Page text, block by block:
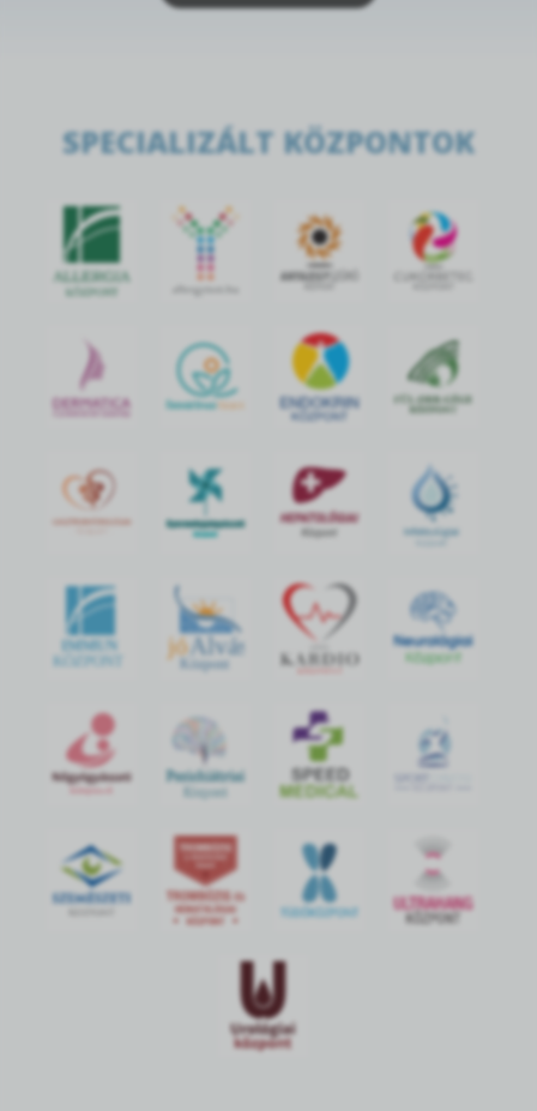
SPECIALIZÁLT KÖZPONTOK
IMMUN
KÖZPONT
jó Alvás
Központ